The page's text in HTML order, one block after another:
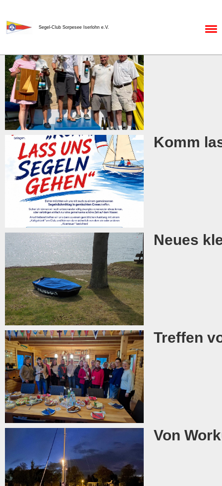
Segel-Club Sorpesee Iserlohn e.V.
Zurück
Komm
Neues
Treffen
Von